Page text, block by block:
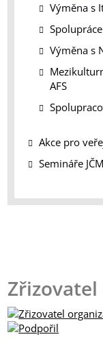
Výměna s
Výměna s
AFS
Akce pro
Semináře
Zřizovatel